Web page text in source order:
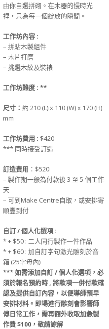
由你自選拼砌。在木器的慢時光
裡，只為每一個綻放的瞬間。
工作坊內容:
– 拼貼木製組件
– 木片打磨
– 挑選木紋及裝裱
工作坊難度: **
尺寸： 約 210 (L) x 110 (W) x 170 (H)
mm
工作坊費用 : $420
*** 同時接受訂造
訂造費用 ：$520
– 製作期一般為付款後 3 至 5 個工作
天
– 可到Make Centre自取，或安排寄
順豐到付
自訂/個人化選項:
* + $50 : 二人同行製作一件作品
* + $60 : 加自訂字句激光雕刻於音
箱 (25字母內)
***如需添加自訂/個人化選項，必
須於報名預約時, 將款項一併付款確
認及提供自訂內容，以便導師預早
安排材料。 即場進行雕刻會影響師
傅日常工作，需再額外收取加急製
作費$100，敬請諒解